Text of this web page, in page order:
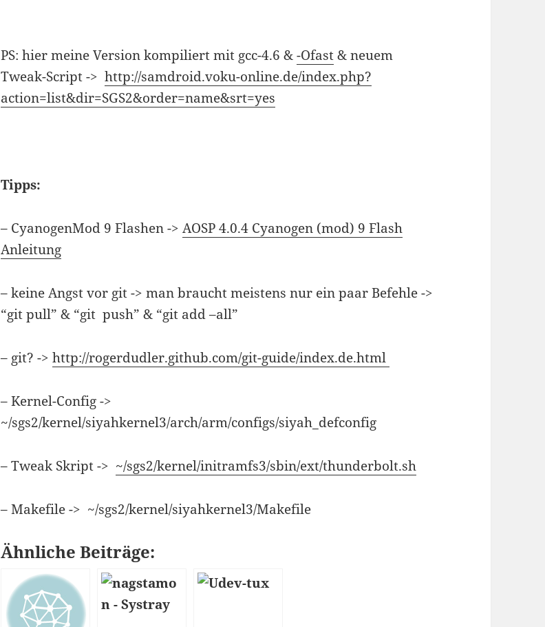
PS: hier meine Version kompiliert mit gcc-4.6 &-Ofast& neuem
Tweak-Script ->http://samdroid.voku-online.de/index.php?
action=list&dir=SGS2&order=name&srt=yes
Tipps:
– CyanogenMod 9 Flashen ->AOSP 4.0.4 Cyanogen (mod) 9 Flash
Anleitung
– keine Angst vor git -> man braucht meistens nur ein paar Befehle ->
“git pull” & “git push” & “git add –all”
– git? ->http://rogerdudler.github.com/git-guide/index.de.html
– Kernel-Config ->
~/sgs2/kernel/siyahkernel3/arch/arm/configs/siyah_defconfig
– Tweak Skript -> ~/sgs2/kernel/initramfs3/sbin/ext/thunderbolt.sh
– Makefile -> ~/sgs2/kernel/siyahkernel3/Makefile
Ähnliche Beiträge: